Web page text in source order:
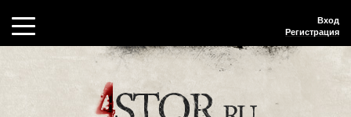
Вход
Регистрация